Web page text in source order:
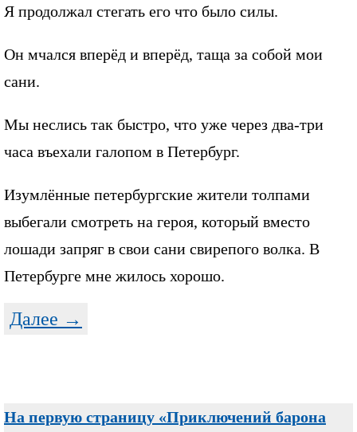
Я продолжал стегать его что было силы.
Он мчался вперёд и вперёд, таща за собой мои
сани.
Мы неслись так быстро, что уже через два-три
часа въехали галопом в Петербург.
Изумлённые петербургские жители толпами
выбегали смотреть на героя, который вместо
лошади запряг в свои сани свирепого волка. В
Петербурге мне жилось хорошо.
Далее →
На первую страницу «Приключений барона